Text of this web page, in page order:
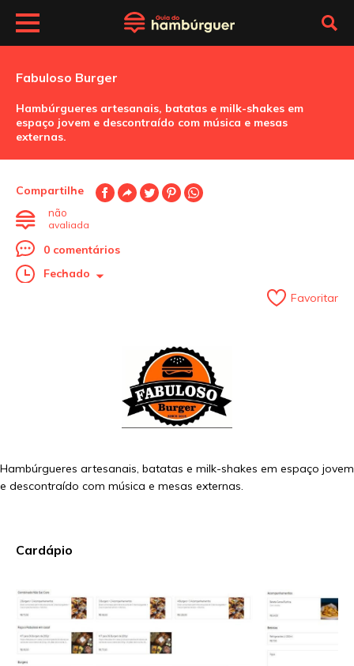
Fabuloso Burger
Hambúrgueres artesanais, batatas e milk-shakes em
espaço jovem e descontraído com música e mesas
externas.
Compartilhe
não
avaliada
0 comentários
Fechado
Favoritar
Hambúrgueres artesanais, batatas e milk-shakes em espaço jovem
e descontraído com música e mesas externas.
Cardápio